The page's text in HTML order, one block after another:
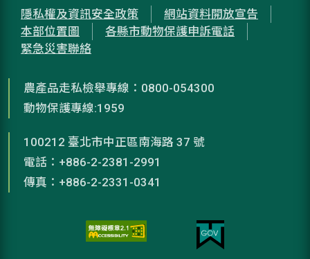
隱私權及資訊安全政策
網站資料開放宣告
本部位置圖
各縣市動物保護申訴電話
緊急災害聯絡
農產品走私檢舉專線：0800-054300
動物保護專線:1959
100212 臺北市中正區南海路 37 號
電話：+886-2-2381-2991
傳真：+886-2-2331-0341